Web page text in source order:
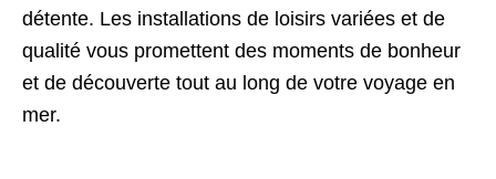
détente. Les installations de loisirs variées et de
qualité vous promettent des moments de bonheur
et de découverte tout au long de votre voyage en
mer.